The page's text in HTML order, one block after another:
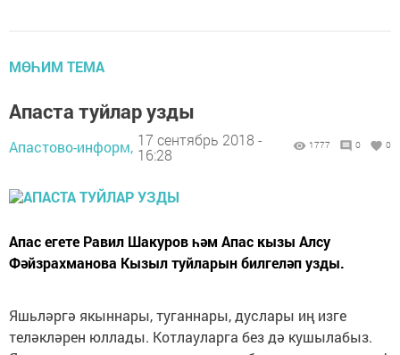
МӨҺИМ ТЕМА
Апаста туйлар узды
Апастово-информ, 17 сентябрь 2018 -
16:28
1777 0 0
Апас егете Равил Шакуров һәм Апас кызы Алсу
Фәйзрахманова Кызыл туйларын билгеләп узды.
Яшьләргә якыннары, туганнары, дуслары иң изге
теләкләрен юллады. Котлауларга без дә кушылабыз.